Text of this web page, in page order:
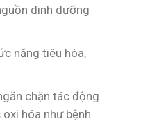
dinh dưỡng
năng tiêu hóa,
chặn tác động
hóa như bệnh